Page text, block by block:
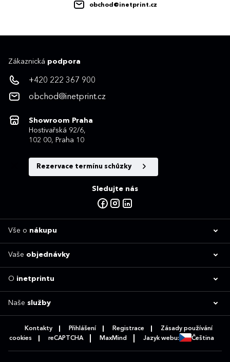
obchod@inetprint.cz
Zákaznická podpora
+420 222 367 900
obchod@inetprint.cz
Showroom Praha
Hostivařská 92/6,
102 00, Praha 10
Rezervace termínu schůzky
Sledujte nás
Vše o nákupu
Vaše objednávky
O inetprintu
Naše služby
Kontakty Přihlášení Registrace
Zásady používání
cookies
reCAPTCHA MaxMind Jazyk webu: Čeština